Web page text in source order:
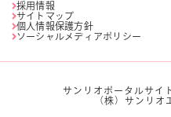
採用情報
サイトマップ
個人情報保護方針
ソーシャルメディアポリシー
サンリオポータルサイ
（株）サンリオ